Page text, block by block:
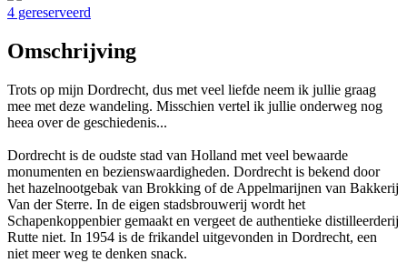
4 gereserveerd
Omschrijving
Trots op mijn Dordrecht, dus met veel liefde neem ik jullie graag
mee met deze wandeling. Misschien vertel ik jullie onderweg nog
heea over de geschiedenis...
Dordrecht is de oudste stad van Holland met veel bewaarde
monumenten en bezienswaardigheden. Dordrecht is bekend door
het hazelnootgebak van Brokking of de Appelmarijnen van Bakkerij
Van der Sterre. In de eigen stadsbrouwerij wordt het
Schapenkoppenbier gemaakt en vergeet de authentieke distilleerderij
Rutte niet. In 1954 is de frikandel uitgevonden in Dordrecht, een
niet meer weg te denken snack.